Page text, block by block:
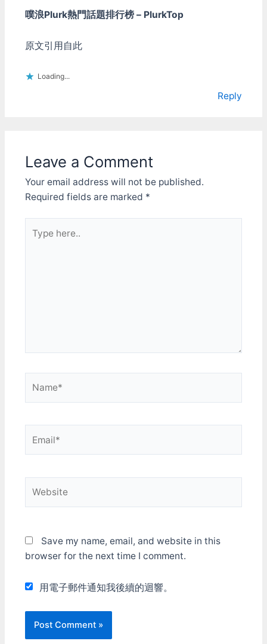
噗浪Plurk熱門話題排行榜 – PlurkTop
原文引用自此
Loading...
Reply
Leave a Comment
Your email address will not be published.
Required fields are marked *
here..
Save my name, email, and website in this
browser for the next time I comment.
用電子郵件通知我後續的迴響。